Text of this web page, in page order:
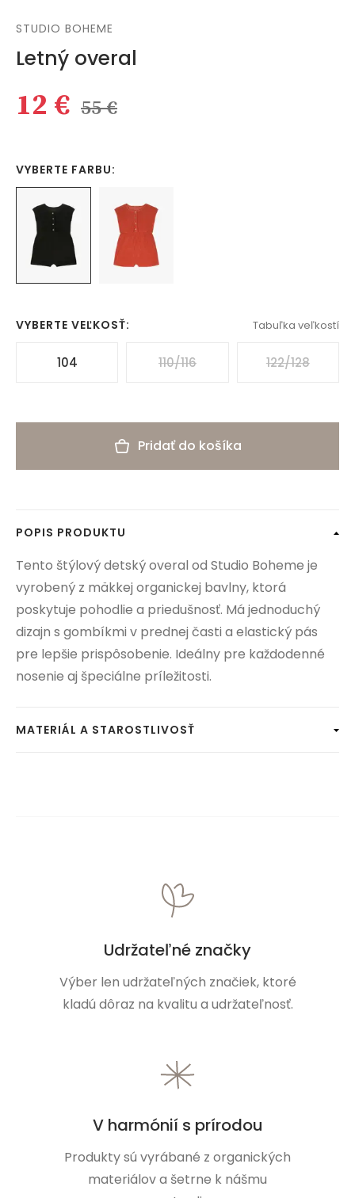
STUDIO BOHEME
Letný overal
12 € 55 €
VYBERTE FARBU:
VYBERTE VEĽKOSŤ: Tabuľka veľkostí
104 110/116 122/128
Pridať do košíka
POPIS PRODUKTU
Tento štýlový detský overal od Studio Boheme je
vyrobený z mäkkej organickej bavlny, ktorá
poskytuje pohodlie a priedušnosť. Má jednoduchý
dizajn s gombíkmi v prednej časti a elastický pás
pre lepšie prispôsobenie. Ideálny pre každodenné
nosenie aj špeciálne príležitosti.
MATERIÁL A STAROSTLIVOSŤ
Udržateľné značky
Výber len udržateľných značiek, ktoré
kladú dôraz na kvalitu a udržateľnosť.
V harmónií s prírodou
Produkty sú vyrábané z organických
materiálov a šetrne k nášmu